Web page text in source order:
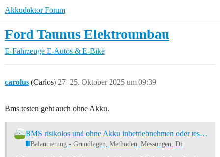
Akkudoktor Forum
Ford Taunus Elektroumbau
E-Fahrzeuge E-Autos & E-Bike
carolus (Carlos) 25. Oktober 2025 um 09:39
27
Bms testen geht auch ohne Akku.
BMS risikolos und ohne Akku inbetriebnehmen oder testen - howto
Balancierung - Grundlagen, Methoden, Messungen, Di